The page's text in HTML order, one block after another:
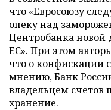
что «Евросоюзу
опеку над
Центробанка новой
ЕС». При этом
что о конфискации
мнению, Банк
владельцем счетов
хранение.